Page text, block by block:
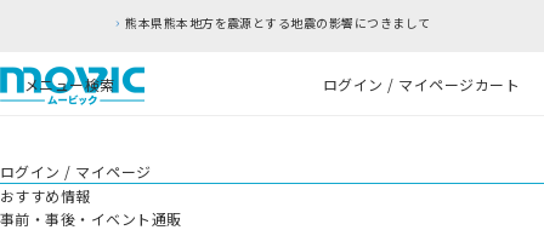
熊本県熊本地方を震源とする地震の影響につきまして
メニュー検索 ログイン / マイページカート
ログイン / マイページ
おすすめ情報
事前・事後・イベント通販